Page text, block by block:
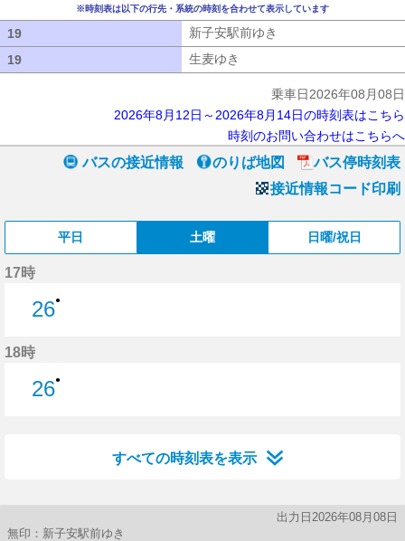
※時刻表は以下の行先・系統の時刻を合わせて表示しています
19 新子安駅前ゆき
19
生麦ゆき
乗車日2026年08月08日
2026年8月12日～2026年8月14日の時刻表はこちら
時刻のお問い合わせはこちらへ
バスの接近情報 のりば地図
バス停時刻表
接近情報コード印刷
平日 土曜 日曜/祝日
17時
26●
18時
26●
すべての時刻表を表示
出力日2026年08月08日
無印：新子安駅前ゆき